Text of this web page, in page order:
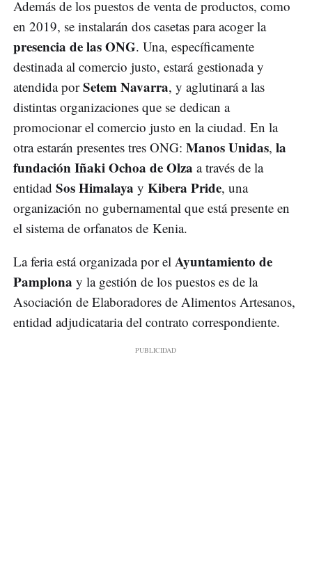
Además de los puestos de venta de productos, como
en 2019, se instalarán dos casetas para acoger la
presencia de las ONG. Una, específicamente
destinada al comercio justo, estará gestionada y
atendida porSetem Navarra, y aglutinará a las
distintas organizaciones que se dedican a
promocionar el comercio justo en la ciudad. En la
otra estarán presentes tres ONG: Manos Unidas, la
fundación Iñaki Ochoa de Olza a través de la
entidad Sos Himalaya y Kibera Pride, una
organización no gubernamental que está presente en
el sistema de orfanatos de Kenia.
La feria está organizada por el Ayuntamiento de
Pamplona y la gestión de los puestos es de la
Asociación de Elaboradores de Alimentos Artesanos,
entidad adjudicataria del contrato correspondiente.